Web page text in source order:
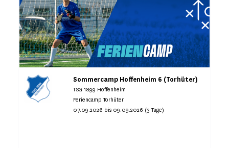
Sommercamp Hoffenheim 6 (Torhüter)
TSG 1899 Hoffenheim
Feriencamp Torhüter
07.09.2026 bis 09.09.2026 (3 Tage)